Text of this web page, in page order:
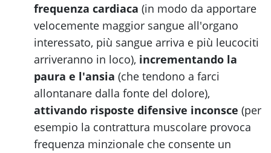
frequenza cardiaca (in modo da apportare
velocemente maggior sangue all'organo
interessato, più sangue arriva e più leucociti
arriveranno in loco), incrementando la
paura e l'ansia (che tendono a farci
allontanare dalla fonte del dolore),
attivando risposte difensive inconsce (per
esempio la contrattura muscolare provoca
frequenza minzionale che consente un